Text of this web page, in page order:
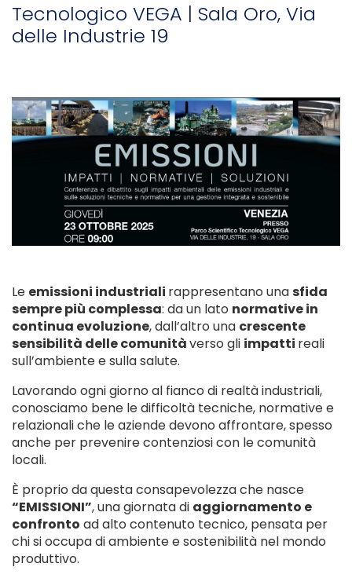
Tecnologico VEGA | Sala Oro, Via
delle Industrie 19
Le emissioni industriali rappresentano unasfida
sempre più complessa: da un lato normative in
continua evoluzione, dall’altro una crescente
sensibilità delle comunitàverso gli impatti reali
sull’ambiente e sulla salute.
Lavorando ogni giorno al fianco di realtà industriali,
conosciamo bene le difficoltà tecniche, normative e
relazionali che le aziende devono affrontare, spesso
anche per prevenire contenziosi con le comunità
locali.
È proprio da questa consapevolezza che nasce
“EMISSIONI”, una giornata di aggiornamento e
confronto ad alto contenuto tecnico, pensata per
chi si occupa di ambiente e sostenibilità nel mondo
produttivo.